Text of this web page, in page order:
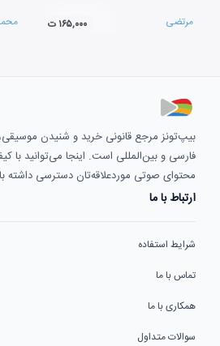
مرتضی ۱۶۵,۰۰۰ ت
بیپ‌تونز مرجع قانونی خرید و شنیدن
فارسی و بین‌المللی است. اینجا می‌توانید با
محتوای صوتی موردعلاقه‌تان دسترسی داشته
ارتباط با ما
شرایط استفاده
تماس با ما
همکاری با ما
سوالات متداول